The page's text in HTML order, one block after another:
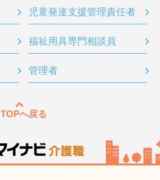
児童発達支援管理責任者
福祉用具専門相談員
管理者
TOPへ戻る